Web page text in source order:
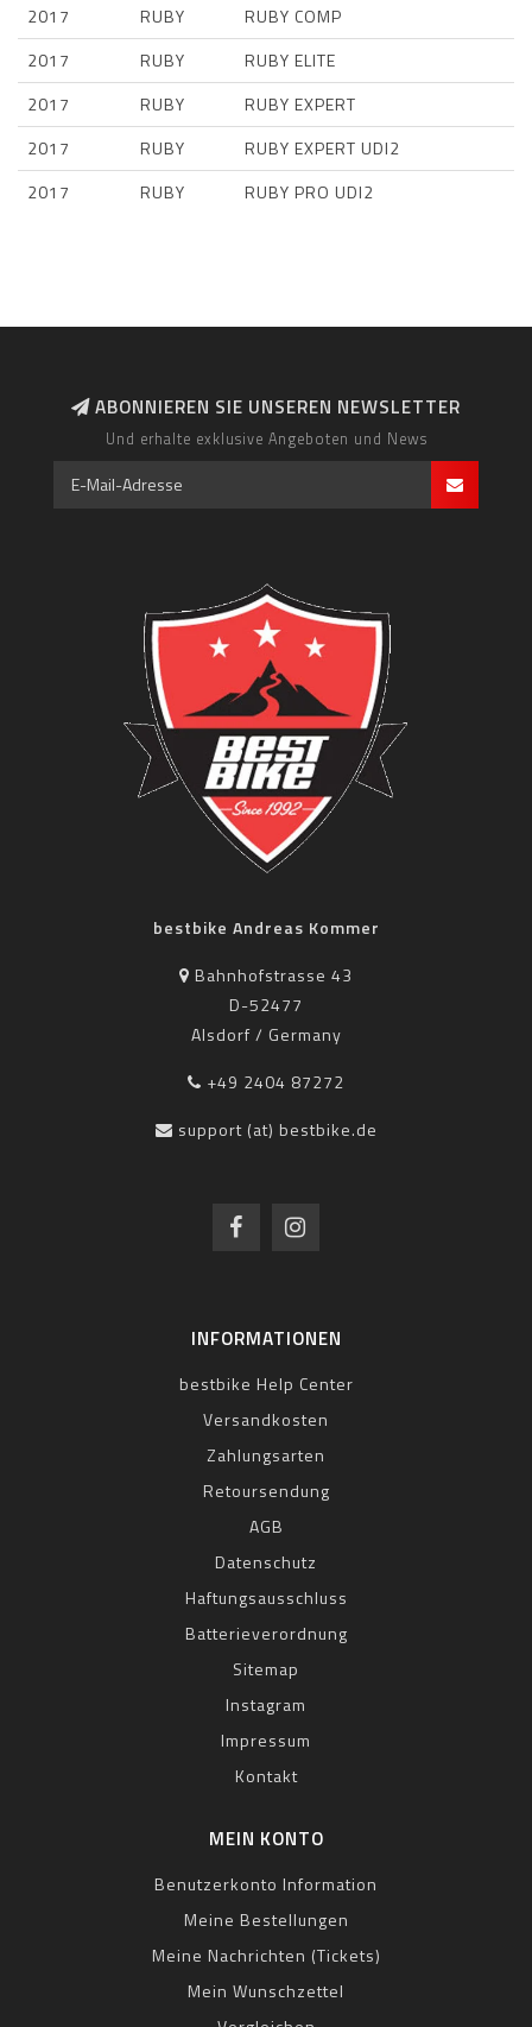
2017
RUBY
RUBY COMP
2017
RUBY
RUBY ELITE
2017
RUBY
RUBY EXPERT
2017
RUBY
RUBY EXPERT UDI2
2017
RUBY RUBY PRO UDI2
ABONNIEREN SIE UNSEREN NEWSLETTER
Und erhalte exklusive Angeboten und News
bestbike Andreas Kommer
Bahnhofstrasse 43
D-52477
Alsdorf / Germany
+49 2404 87272
support (at) bestbike.de
INFORMATIONEN
bestbike Help Center
Versandkosten
Zahlungsarten
Retoursendung
AGB
Datenschutz
Haftungsausschluss
Batterieverordnung
Sitemap
Instagram
Impressum
Kontakt
MEIN KONTO
Benutzerkonto Information
Meine Bestellungen
Meine Nachrichten (Tickets)
Mein Wunschzettel